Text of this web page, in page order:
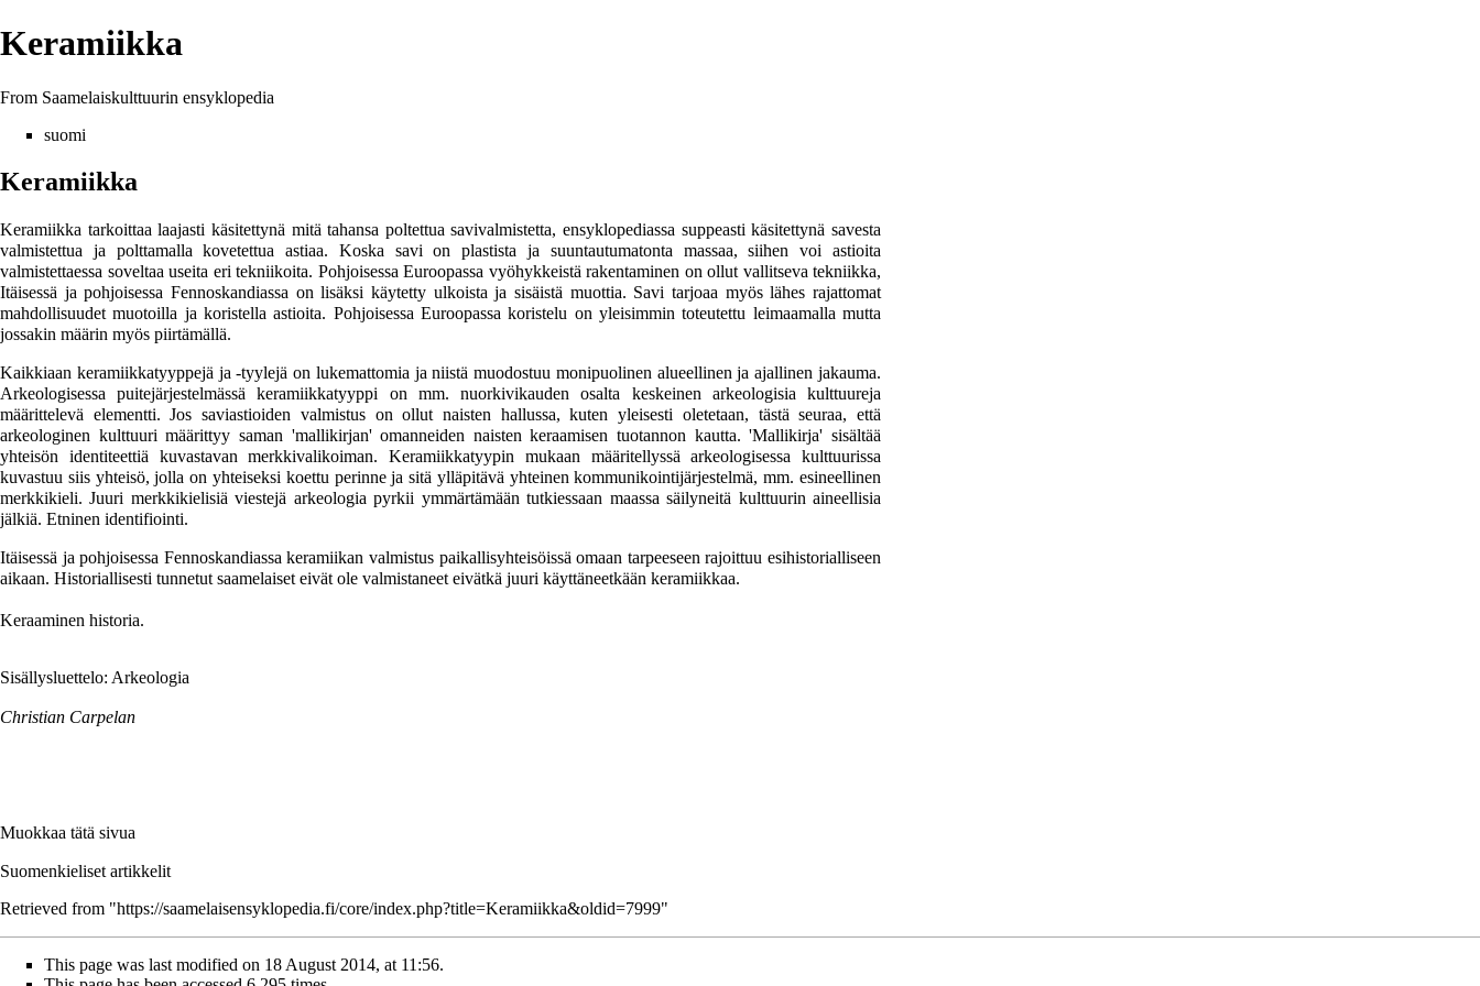
Keramiikka
From Saamelaiskulttuurin ensyklopedia
suomi
Keramiikka
Keramiikka tarkoittaa laajasti käsitettynä mitä tahansa poltettua savivalmistetta, ensyklopediassa suppeasti käsitettynä savesta
valmistettua ja polttamalla kovetettua astiaa. Koska savi on plastista ja suuntautumatonta massaa, siihen voi astioita
valmistettaessa soveltaa useita eri tekniikoita. Pohjoisessa Euroopassa vyöhykkeistä rakentaminen on ollut vallitseva tekniikka,
Itäisessä ja pohjoisessa Fennoskandiassa on lisäksi käytetty ulkoista ja sisäistä muottia. Savi tarjoaa myös lähes rajattomat
mahdollisuudet muotoilla ja koristella astioita. Pohjoisessa Euroopassa koristelu on yleisimmin toteutettu leimaamalla mutta
jossakin määrin myös piirtämällä.
Kaikkiaan keramiikkatyyppejä ja -tyylejä on lukemattomia ja niistä muodostuu monipuolinen alueellinen ja ajallinen jakauma.
Arkeologisessa puitejärjestelmässä keramiikkatyyppi on mm. nuorkivikauden osalta keskeinen arkeologisia kulttuureja
määrittelevä elementti. Jos saviastioiden valmistus on ollut naisten hallussa, kuten yleisesti oletetaan, tästä seuraa, että
arkeologinen kulttuuri määrittyy saman 'mallikirjan' omanneiden naisten keraamisen tuotannon kautta. 'Mallikirja' sisältää
yhteisön identiteettiä kuvastavan merkkivalikoiman. Keramiikkatyypin mukaan määritellyssä arkeologisessa kulttuurissa
kuvastuu siis yhteisö, jolla on yhteiseksi koettu perinne ja sitä ylläpitävä yhteinen kommunikointijärjestelmä, mm. esineellinen
merkkikieli. Juuri merkkikielisiä viestejä arkeologia pyrkii ymmärtämään tutkiessaan maassa säilyneitä kulttuurin aineellisia
jälkiä. Etninen identifiointi.
Itäisessä ja pohjoisessa Fennoskandiassa keramiikan valmistus paikallisyhteisöissä omaan tarpeeseen rajoittuu esihistorialliseen
aikaan. Historiallisesti tunnetut saamelaiset eivät ole valmistaneet eivätkä juuri käyttäneetkään keramiikkaa.
Keraaminen historia.
Sisällysluettelo: Arkeologia
Christian Carpelan
Muokkaa tätä sivua
Suomenkieliset artikkelit
Retrieved from "https://saamelaisensyklopedia.fi/core/index.php?title=Keramiikka&oldid=7999"
This page was last modified on 18 August 2014, at 11:56.